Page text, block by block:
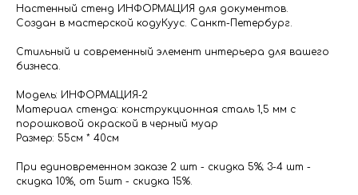
Настенный стенд ИНФОРМАЦИЯ для документов.
Создан в мастерской кодуКуус. Санкт-Петербург.
Стильный и современный элемент интерьера для вашего
бизнеса.
Модель: ИНФОРМАЦИЯ-2
Материал стенда: конструкционная сталь 1,5 мм с
порошковой окраской в черный муар
Размер: 55см * 40см
При единовременном заказе 2 шт - скидка 5%; 3-4 шт -
скидка 10%, от 5шт - скидка 15%.